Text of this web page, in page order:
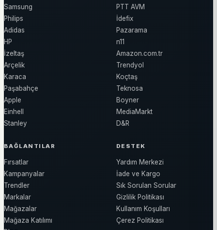
Samsung
Philips
Adidas
HP
İzeltaş
Arçelik
Karaca
Paşabahçe
Apple
Einhell
Stanley
PTT AVM
İdefix
Pazarama
n11
Amazon.com.tr
Trendyol
Koçtaş
Teknosa
Boyner
MediaMarkt
D&R
BAĞLANTILAR
Fırsatlar
Kampanyalar
Trendler
Markalar
Mağazalar
Mağaza Katılımı
DESTEK
Yardım Merkezi
İade ve Kargo
Sık Sorulan Sorular
Gizlilik Politikası
Kullanım Koşulları
Çerez Politikası